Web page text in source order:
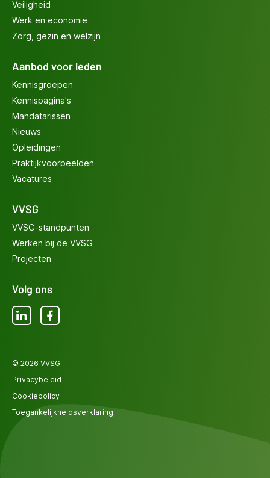
Veiligheid
Werk en economie
Zorg, gezin en welzijn
Aanbod voor leden
Kennisgroepen
Kennispagina's
Mandatarissen
Nieuws
Opleidingen
Praktijkvoorbeelden
Vacatures
VVSG
VVSG-standpunten
Werken bij de VVSG
Projecten
Volg ons
LinkedInFacebook
© 2026 VVSG
Privacybeleid
Cookiepolicy
Toegankelijkheidsverklaring